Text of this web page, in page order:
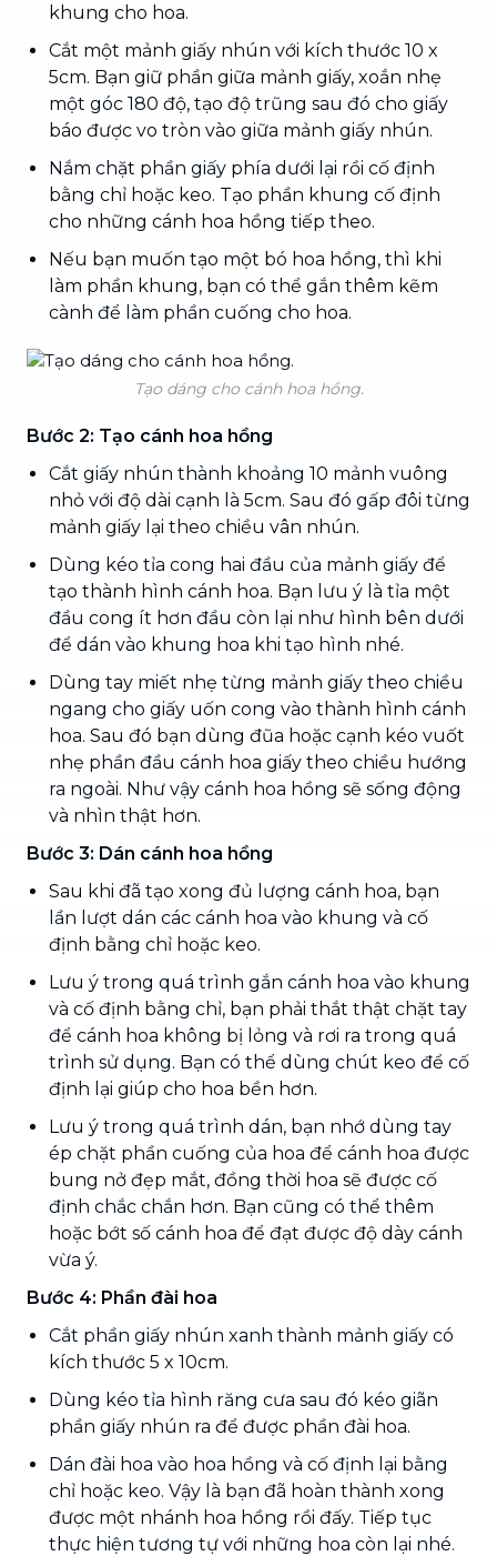
khung cho hoa.
Cắt một mảnh giấy nhún với kích thước 10 x
5cm. Bạn giữ phần giữa mảnh giấy, xoắn nhẹ
một góc 180 độ, tạo độ trũng sau đó cho giấy
báo được vo tròn vào giữa mảnh giấy nhún.
Nắm chặt phần giấy phía dưới lại rồi cố định
bằng chỉ hoặc keo. Tạo phần khung cố định
cho những cánh hoa hồng tiếp theo.
Nếu bạn muốn tạo một bó hoa hồng, thì khi
làm phần khung, bạn có thể gắn thêm kẽm
cành để làm phần cuống cho hoa.
Tạo dáng cho cánh hoa hồng.
Bước 2: Tạo cánh hoa hồng
Cắt giấy nhún thành khoảng 10 mảnh vuông
nhỏ với độ dài cạnh là 5cm. Sau đó gấp đôi từng
mảnh giấy lại theo chiều vân nhún.
Dùng kéo tỉa cong hai đầu của mảnh giấy để
tạo thành hình cánh hoa. Bạn lưu ý là tỉa một
đầu cong ít hơn đầu còn lại như hình bên dưới
để dán vào khung hoa khi tạo hình nhé.
Dùng tay miết nhẹ từng mảnh giấy theo chiều
ngang cho giấy uốn cong vào thành hình cánh
hoa. Sau đó bạn dùng đũa hoặc cạnh kéo vuốt
nhẹ phần đầu cánh hoa giấy theo chiều hướng
ra ngoài. Như vậy cánh hoa hồng sẽ sống động
và nhìn thật hơn.
Bước 3: Dán cánh hoa hồng
Sau khi đã tạo xong đủ lượng cánh hoa, bạn
lần lượt dán các cánh hoa vào khung và cố
định bằng chỉ hoặc keo.
Lưu ý trong quá trình gắn cánh hoa vào khung
và cố định bằng chỉ, bạn phải thắt thật chặt tay
để cánh hoa không bị lỏng và rơi ra trong quá
trình sử dụng. Bạn có thể dùng chút keo để cố
định lại giúp cho hoa bền hơn.
Lưu ý trong quá trình dán, bạn nhớ dùng tay
ép chặt phần cuống của hoa để cánh hoa được
bung nở đẹp mắt, đồng thời hoa sẽ được cố
định chắc chắn hơn. Bạn cũng có thể thêm
hoặc bớt số cánh hoa để đạt được độ dày cánh
vừa ý.
Bước 4: Phần đài hoa
Cắt phần giấy nhún xanh thành mảnh giấy có
kích thước 5 x 10cm.
Dùng kéo tỉa hình răng cưa sau đó kéo giãn
phần giấy nhún ra để được phần đài hoa.
Dán đài hoa vào hoa hồng và cố định lại bằng
chỉ hoặc keo. Vậy là bạn đã hoàn thành xong
được một nhánh hoa hồng rồi đấy. Tiếp tục
thực hiện tương tự với những hoa còn lại nhé.